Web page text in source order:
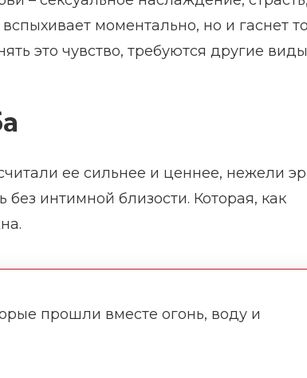
моментально, но и гаснет
это чувство, требуются другие виды
ее сильнее и ценнее, нежели
интимной близости. Которая, как
прошли вместе огонь, воду и